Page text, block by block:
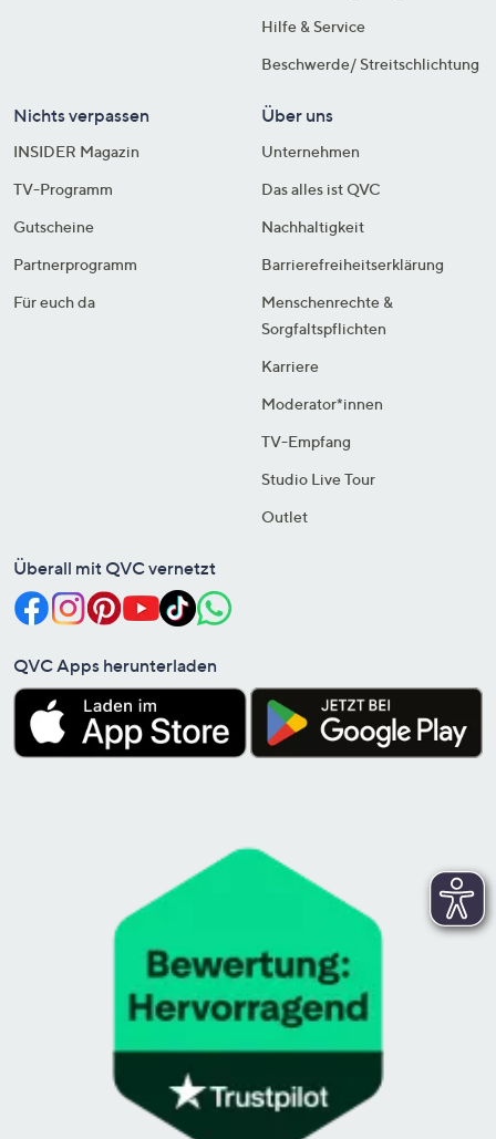
Hilfe & Service
Beschwerde/ Streitschlichtung
Nichts verpassen
INSIDER Magazin
TV-Programm
Gutscheine
Partnerprogramm
Für euch da
Über uns
Unternehmen
Das alles ist QVC
Nachhaltigkeit
Barrierefreiheitserklärung
Menschenrechte &
Sorgfaltspflichten
Karriere
Moderator*innen
TV-Empfang
Studio Live Tour
Outlet
Überall mit QVC vernetzt
QVC Apps herunterladen